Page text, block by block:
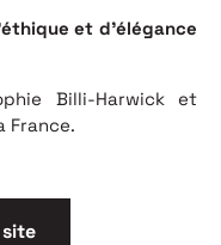
et d’élégance
Billi-Harwick et
France.